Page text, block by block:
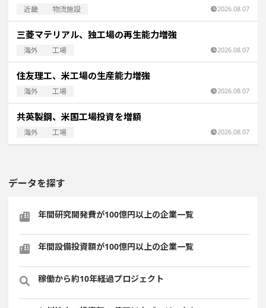
近畿 物流施設 2026.08.07
三菱マテリアル、独工場の再生能力増強
海外 工場 2026.08.07
住友理工、米工場の生産能力増強
海外 工場 2026.08.07
共英製鋼、米国工場投資を増額
海外 工場 2026.08.07
データを探す
年間研究開発費が100億円以上の企業一覧
年間設備投資額が100億円以上の企業一覧
稼働から約10年経過プロジェクト